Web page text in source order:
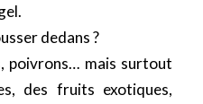
dedans ?
poivrons… mais surtout
des fruits exotiques,